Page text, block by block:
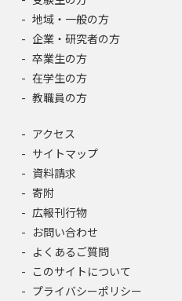
地域・一般の方
企業・研究者の方
卒業生の方
在学生の方
教職員の方
アクセス
サイトマップ
資料請求
寄附
広報刊行物
お問い合わせ
よくあるご質問
このサイトについて
プライバシーポリシー